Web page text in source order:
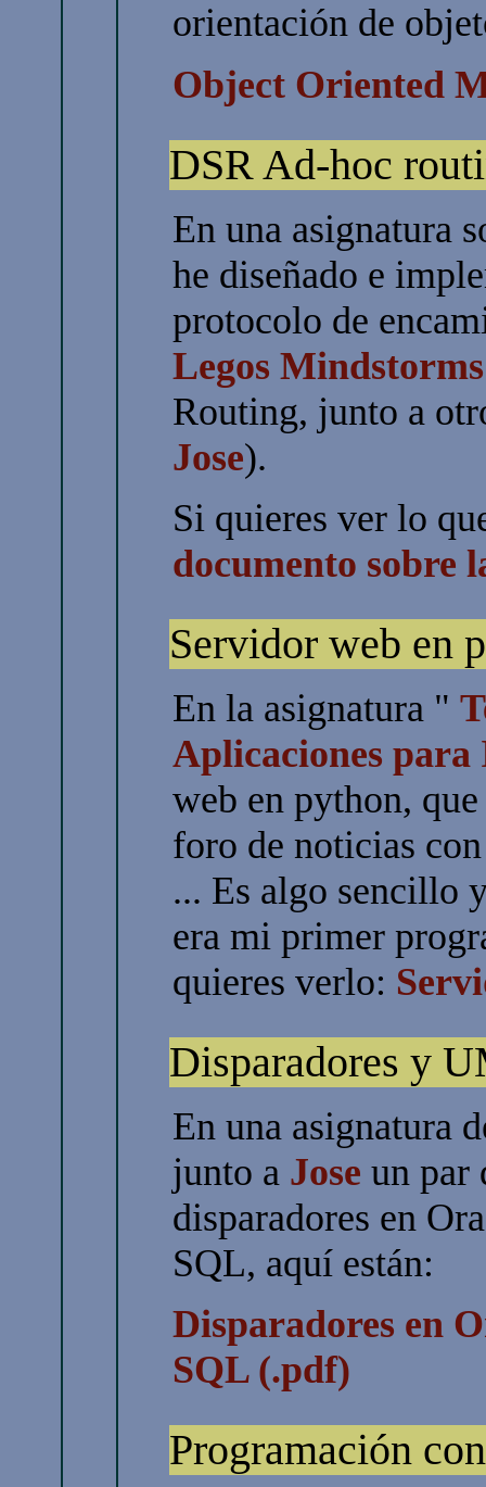
orientación de
Object Oriented
DSR Ad-hoc
En una asignatura
he diseñado e
protocolo de
Legos Mindstorms
Routing, junto a
Jose).
Si quieres ver lo
documento sobre
Servidor web en
En la asignatura "
Aplicaciones
web en python,
foro de noticias
... Es algo sencillo
era mi primer
quieres verlo:
Disparadores y
En una asignatura
junto a Jose un par
disparadores en
SQL, aquí están:
Disparadores en
SQL (.pdf)
Programación